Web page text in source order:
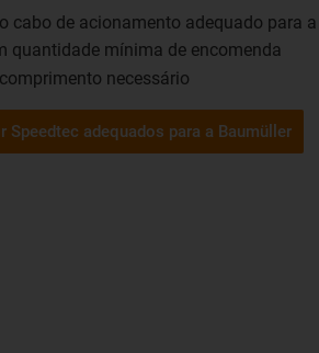
cabo de acionamento adequado para
quantidade mínima de encomenda
necessário
Speedtec adequados para a Baumüller